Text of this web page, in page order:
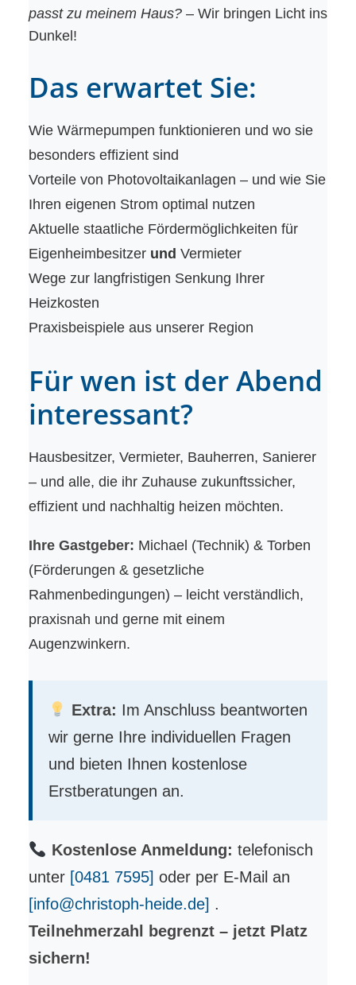
passt zu meinem Haus? – Wir bringen Licht ins
Dunkel!
Das erwartet Sie:
Wie Wärmepumpen funktionieren und wo sie
besonders effizient sind
Vorteile von Photovoltaikanlagen – und wie Sie
Ihren eigenen Strom optimal nutzen
Aktuelle staatliche Fördermöglichkeiten für
Eigenheimbesitzer und Vermieter
Wege zur langfristigen Senkung Ihrer
Heizkosten
Praxisbeispiele aus unserer Region
Für wen ist der Abend
interessant?
Hausbesitzer, Vermieter, Bauherren, Sanierer
– und alle, die ihr Zuhause zukunftssicher,
effizient und nachhaltig heizen möchten.
Ihre Gastgeber: Michael (Technik) & Torben
(Förderungen & gesetzliche
Rahmenbedingungen) – leicht verständlich,
praxisnah und gerne mit einem
Augenzwinkern.
Extra: Im Anschluss beantworten
wir gerne Ihre individuellen Fragen
und bieten Ihnen kostenlose
Erstberatungen an.
Kostenlose Anmeldung: telefonisch
unter [0481 7595] oder per E-Mail an
[info@christoph-heide.de] .
Teilnehmerzahl begrenzt – jetzt Platz
sichern!